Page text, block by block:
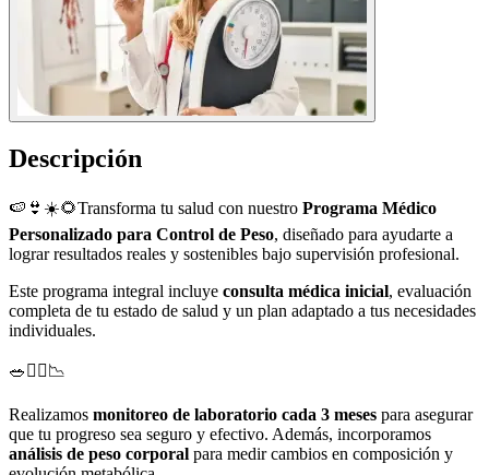
Descripción
🍉👙☀️🌻Transforma tu salud con nuestro Programa Médico
Personalizado para Control de Peso, diseñado para ayudarte a
lograr resultados reales y sostenibles bajo supervisión profesional.
Este programa integral incluye consulta médica inicial, evaluación
completa de tu estado de salud y un plan adaptado a tus necesidades
individuales.
🥗🏃‍♀️📉
Realizamos monitoreo de laboratorio cada 3 meses para asegurar
que tu progreso sea seguro y efectivo. Además, incorporamos
análisis de peso corporal para medir cambios en composición y